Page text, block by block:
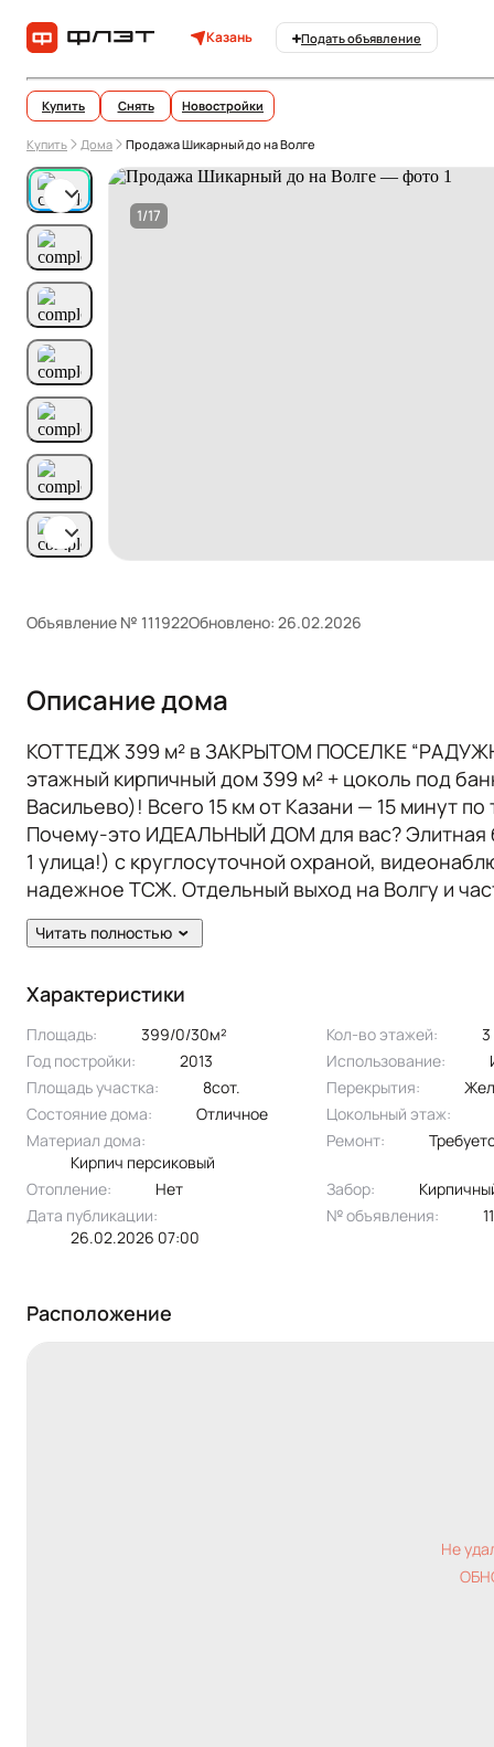
Казань Подать объявление
Купить Снять Новостройки
Купить Дома Продажа Шикарный до на Волге
1/17
Объявление № 111922Обновлено: 26.02.2026
Описание дома
КОТТЕДЖ 399 м² в ЗАКРЫТОМ ПОСЕЛКЕ
этажный кирпичный дом 399 м² + цоколь под
Васильево)! Всего 15 км от Казани — 15 минут
Почему-это ИДЕАЛЬНЫЙ ДОМ для вас? Элитная
1 улица!) с круглосуточной охраной,
надежное ТСЖ. Отдельный выход на Волгу и
дома! Солидные, достойные соседи —
этажа + цоколь для банного комплекса).
сада, бассейна, детской, барбекю-зоны. Газ на
район — тишина природы + быстрая дорога в
Реальный торг серьезным покупателям!
Читать полностью
Характеристики
Площадь: 399/0/30м² Кол-во этажей:
3
Год постройки:
2013 Использование:
Площадь участка:
8сот. Перекрытия:
Состояние дома:
Отличное Цокольный этаж:
Материал дома:
кирпич персиковый
Ремонт:
Отопление: нет Забор:
Дата публикации:
26.02.2026 07:00
№ объявления:
Расположение
Не